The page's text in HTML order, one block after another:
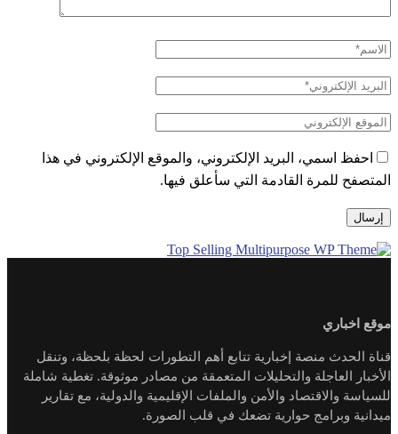
احفظ اسمي، البريد الإلكتروني، والموقع الإلكتروني في هذا
المتصفح للمرة القادمة التي سأعلق فيها.
موقع اخباري
قناة الحدث منصة إخبارية تتابع أهم التطورات لحظة بلحظة، وتنقل
الأخبار العاجلة والتحليلات المتعمقة من مصادر موثوقة. تغطية شاملة
للسياسة والاقتصاد والأمن والملفات الإقليمية والدولية، مع تقارير
ميدانية وبرامج حوارية تضعك في قلب الصورة.